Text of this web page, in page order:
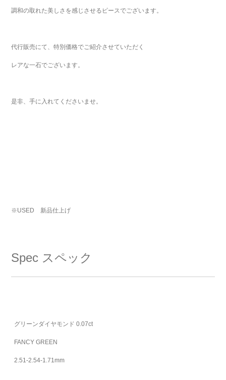
調和の取れた美しさを感じさせるピースでございます。
代行販売にて、特別価格でご紹介させていただく
レアな一石でございます。
是非、手に入れてくださいませ。
※USED 新品仕上げ
Spec スペック
グリーンダイヤモンド 0.07ct
FANCY GREEN
2.51-2.54-1.71mm